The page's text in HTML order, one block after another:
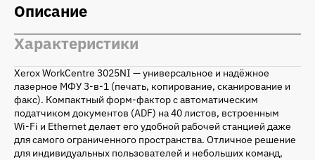
Описание
Характеристики
Xerox WorkCentre 3025NI — универсальное и надёжное
лазерное МФУ 3-в-1 (печать, копирование, сканирование и
факс). Компактный форм-фактор с автоматическим
податчиком документов (ADF) на 40 листов, встроенным
Wi‑Fi и Ethernet делает его удобной рабочей станцией даже
для самого ограниченного пространства. Отличное решение
для индивидуальных пользователей и небольших команд,